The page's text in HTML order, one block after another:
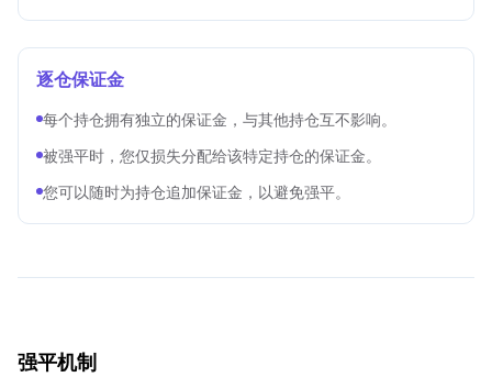
逐仓保证金
每个持仓拥有独立的保证金，与其他持仓互不影响。
被强平时，您仅损失分配给该特定持仓的保证金。
您可以随时为持仓追加保证金，以避免强平。
强平机制